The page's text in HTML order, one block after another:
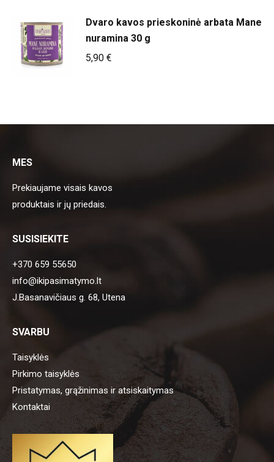
Dvaro kavos prieskoninė arbata Mane
nuramina 30 g
5,90 €
MES
Prekiaujame visais kavos
produktais ir jų priedais.
SUSISIEKITE
+370 659 55650
info@ikipasimatymo.lt
J.Basanavičiaus g. 68, Utena
SVARBU
Taisyklės
Pirkimo taisyklės
Pristatymas, grąžinimas ir atsiskaitymas
Kontaktai